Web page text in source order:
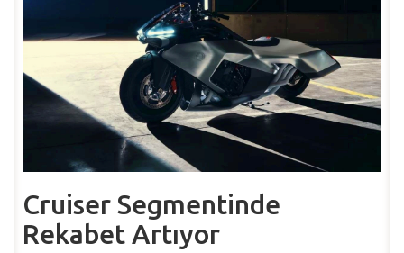
Cruiser Segmentinde
Rekabet Artıyor